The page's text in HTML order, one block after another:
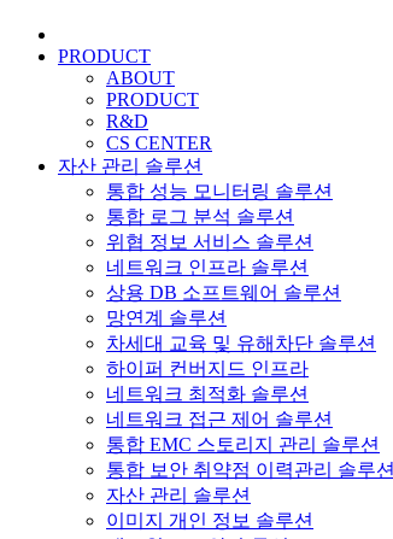
PRODUCT
ABOUT
PRODUCT
R&D
CS CENTER
자산 관리 솔루션
통합 성능 모니터링 솔루션
통합 로그 분석 솔루션
위협 정보 서비스 솔루션
네트워크 인프라 솔루션
상용 DB 소프트웨어 솔루션
망연계 솔루션
차세대 교육 및 유해차단 솔루션
하이퍼 컨버지드 인프라
네트워크 최적화 솔루션
네트워크 접근 제어 솔루션
통합 EMC 스토리지 관리 솔루션
통합 보안 취약점 이력관리 솔루션
자산 관리 솔루션
이미지 개인 정보 솔루션